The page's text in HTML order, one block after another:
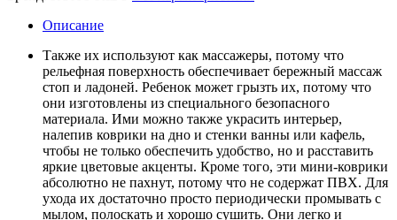
Описание
Также их используют как массажеры, потому что
рельефная поверхность обеспечивает бережный массаж
стоп и ладоней. Ребенок может грызть их, потому что
они изготовлены из специального безопасного
материала. Ими можно также украсить интерьер,
налепив коврики на дно и стенки ванны или кафель,
чтобы не только обеспечить удобство, но и расставить
яркие цветовые акценты. Кроме того, эти мини-коврики
абсолютно не пахнут, потому что не содержат ПВХ. Для
ухода их достаточно просто периодически промывать с
мылом, полоскать и хорошо сушить. Они легко и